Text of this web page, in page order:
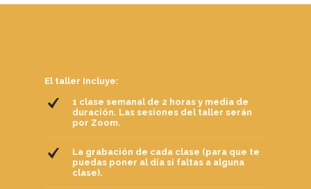
El taller Incluye:
1 clase semanal de 2 horas y media de
duración. Las sesiones del taller serán
por Zoom.
La grabación de cada clase (para que te
puedas poner al día si faltas a alguna
clase).